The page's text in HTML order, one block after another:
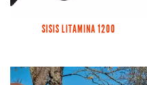
SISIS LITAMINA 1200